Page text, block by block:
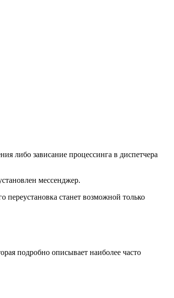
либо зависание процессинга в диспетчера
мессенджер.
станет возможной только
подробно описывает наиболее часто